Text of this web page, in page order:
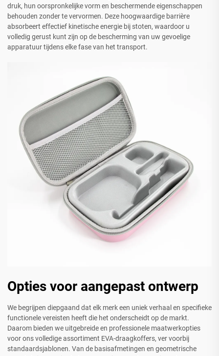
druk, hun oorspronkelijke vorm en beschermende eigenschappen
behouden zonder te vervormen. Deze hoogwaardige barrière
absorbeert effectief kinetische energie bij stoten, waardoor u
volledig gerust kunt zijn op de bescherming van uw gevoelige
apparatuur tijdens elke fase van het transport.
Opties voor aangepast ontwerp
We begrijpen diepgaand dat elk merk een uniek verhaal en specifieke
functionele vereisten heeft die het onderscheidt op de markt.
Daarom bieden we uitgebreide en professionele maatwerkopties
voor ons volledige assortiment EVA-draagkoffers, ver voorbij
standaardsjablonen. Van de basisafmetingen en geometrische